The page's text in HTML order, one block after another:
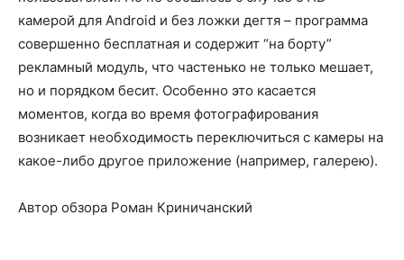
камерой для Android и без ложки дегтя – программа
совершенно бесплатная и содержит “на борту”
рекламный модуль, что частенько не только мешает,
но и порядком бесит. Особенно это касается
моментов, когда во время фотографирования
возникает необходимость переключиться с камеры на
какое-либо другое приложение (например, галерею).
Автор обзора Роман Криничанский